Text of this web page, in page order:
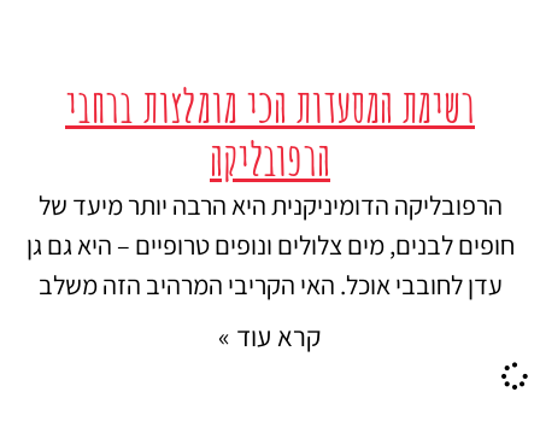
רשימת המסעדות הכי מומלצות ברחבי
הרפובליקה
הרפובליקה הדומיניקנית היא הרבה יותר מיעד של
חופים לבנים, מים צלולים ונופים טרופיים – היא גם גן
עדן לחובבי אוכל. האי הקריבי המרהיב הזה משלב
קרא עוד »